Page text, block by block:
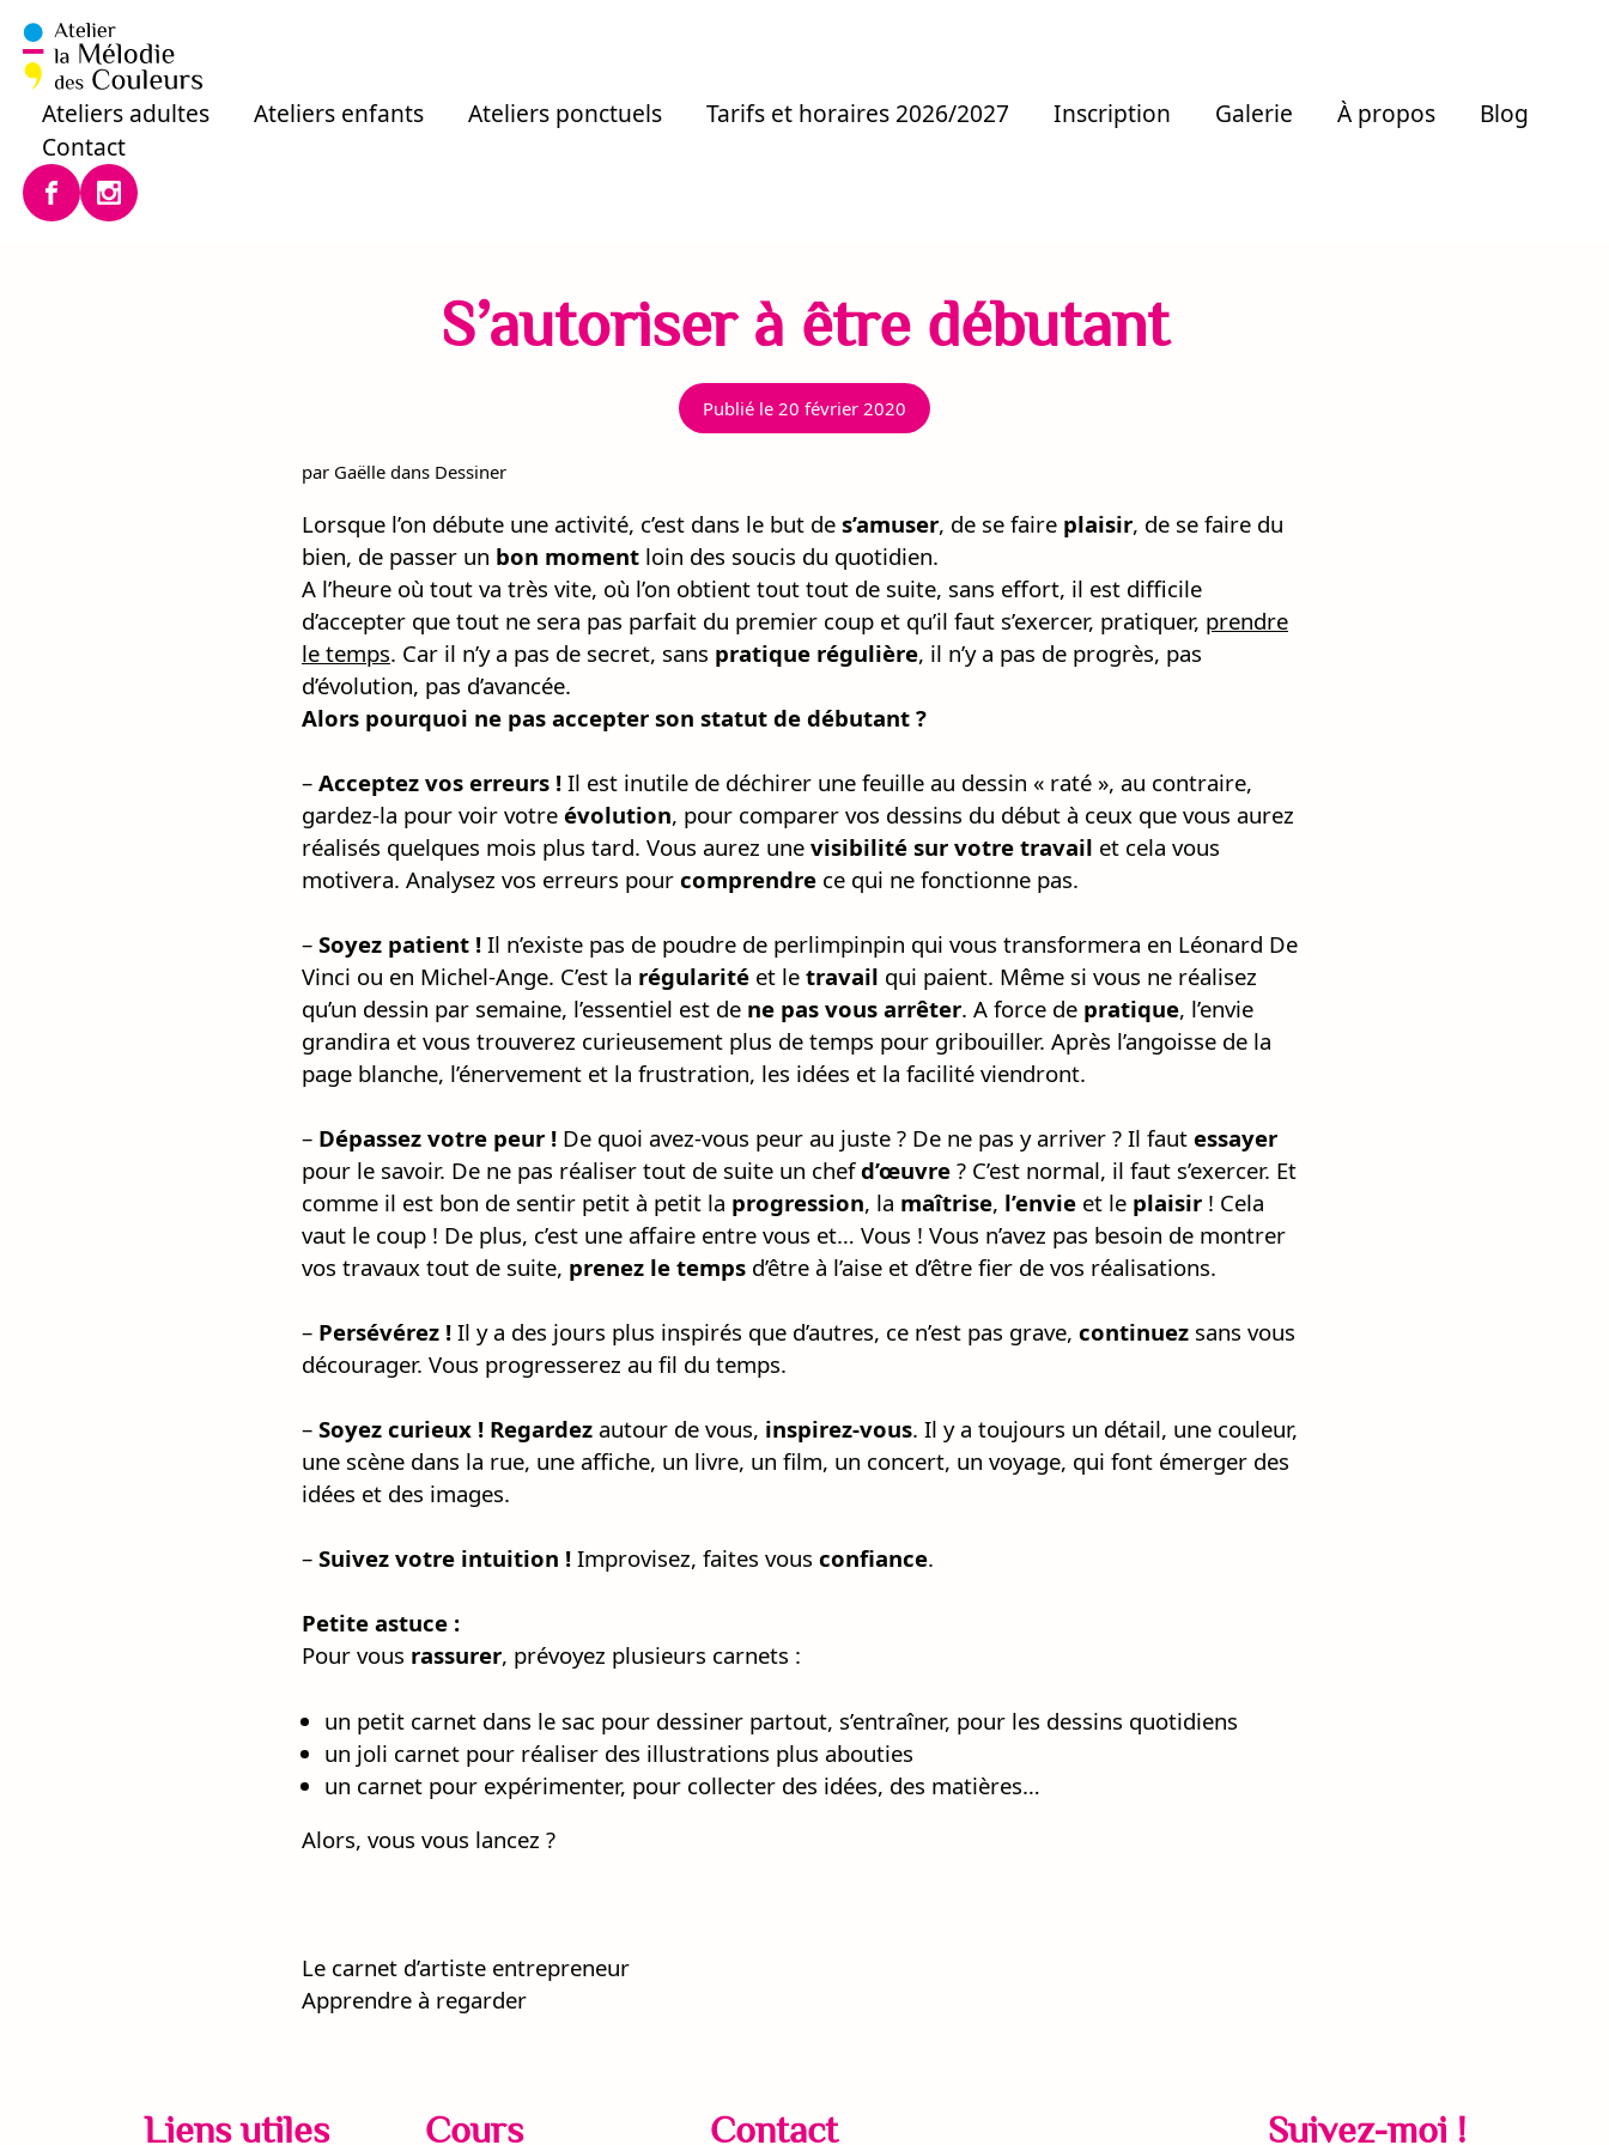
Aller
au
contenu
Ateliers adultes Ateliers enfants Ateliers ponctuels Tarifs et horaires 2026/2027 Inscription Galerie À propos
Blog
Contact
S’autoriser à être débutant
Publié le 20 février 2020
par Gaëlle dans Dessiner
Lorsque l’on débute une activité, c’est dans le but de s’amuser, de se faire plaisir, de se faire du
bien, de passer un bon moment loin des soucis du quotidien.
A l’heure où tout va très vite, où l’on obtient tout tout de suite, sans effort, il est difficile
d’accepter que tout ne sera pas parfait du premier coup et qu’il faut s’exercer, pratiquer, prendre
le temps. Car il n’y a pas de secret, sans pratique régulière, il n’y a pas de progrès, pas
d’évolution, pas d’avancée.
Alors pourquoi ne pas accepter son statut de débutant ?
– Acceptez vos erreurs ! Il est inutile de déchirer une feuille au dessin « raté », au contraire,
gardez-la pour voir votre évolution, pour comparer vos dessins du début à ceux que vous aurez
réalisés quelques mois plus tard. Vous aurez une visibilité sur votre travail et cela vous
motivera. Analysez vos erreurs pour comprendre ce qui ne fonctionne pas.
– Soyez patient ! Il n’existe pas de poudre de perlimpinpin qui vous transformera en Léonard De
Vinci ou en Michel-Ange. C’est la régularité et le travail qui paient. Même si vous ne réalisez
qu’un dessin par semaine, l’essentiel est de ne pas vous arrêter. A force de pratique, l’envie
grandira et vous trouverez curieusement plus de temps pour gribouiller. Après l’angoisse de la
page blanche, l’énervement et la frustration, les idées et la facilité viendront.
– Dépassez votre peur ! De quoi avez-vous peur au juste ? De ne pas y arriver ? Il faut essayer
pour le savoir. De ne pas réaliser tout de suite un chefd’œuvre ? C’est normal, il faut s’exercer. Et
comme il est bon de sentir petit à petit la progression, la maîtrise, l’envie et le plaisir ! Cela
vaut le coup ! De plus, c’est une affaire entre vous et… Vous ! Vous n’avez pas besoin de montrer
vos travaux tout de suite, prenez le temps d’être à l’aise et d’être fier de vos réalisations.
– Persévérez ! Il y a des jours plus inspirés que d’autres, ce n’est pas grave, continuez sans vous
décourager. Vous progresserez au fil du temps.
– Soyez curieux ! Regardez autour de vous, inspirez-vous. Il y a toujours un détail, une couleur,
une scène dans la rue, une affiche, un livre, un film, un concert, un voyage, qui font émerger des
idées et des images.
– Suivez votre intuition ! Improvisez, faites vous confiance.
Petite astuce :
Pour vous rassurer, prévoyez plusieurs carnets :
un petit carnet dans le sac pour dessiner partout, s’entraîner, pour les dessins quotidiens
un joli carnet pour réaliser des illustrations plus abouties
un carnet pour expérimenter, pour collecter des idées, des matières…
Alors, vous vous lancez ?
Navigation
Le carnet d’artiste entrepreneur
Apprendre à regarder
Liens utiles Cours Contact Suivez-moi !